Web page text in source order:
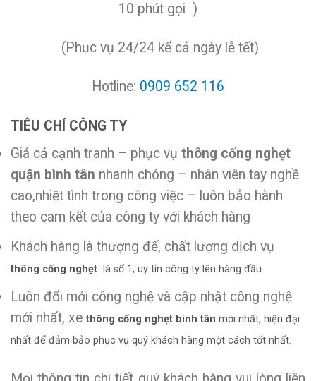
10 phút gọi )
(Phục vụ 24/24 kể cả ngày lễ tết)
Hotline: 0909 652 116
TIÊU CHÍ CÔNG TY
Giá cả cạnh tranh – phục vụ thông cống nghẹt
quận bình tân nhanh chóng – nhân viên tay nghề
cao,nhiệt tình trong công việc – luôn bảo hành
theo cam kết của công ty với khách hàng
Khách hàng là thượng đế, chất lượng dịch vụ
thông cống nghẹt là số 1, uy tín công ty lên hàng đầu.
Luôn đổi mới công nghệ và cập nhật công nghệ
mới nhất, xe thông cống nghẹt bình tân mới nhất, hiện đại
nhất để đảm bảo phục vụ quý khách hàng một cách tốt nhất.